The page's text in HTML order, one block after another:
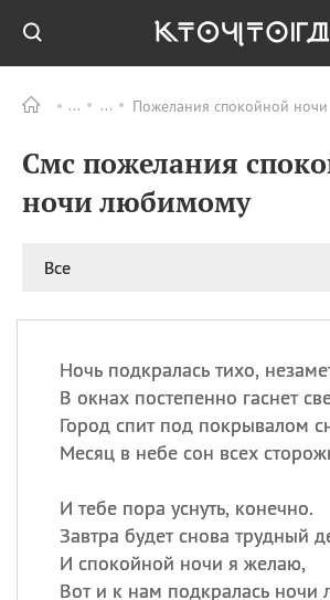
Пожелания спокойной ночи
Смс пожелания
ночи любимому
Все
Ночь подкралась тихо,
В окнах постепенно гаснет
Город спит под покрывалом
Месяц в небе сон всех
И тебе пора уснуть, конечно.
Завтра будет снова трудный
И спокойной ночи я желаю,
Вот и к нам подкралась ночи
ПРАЗДНИКИ
09.08 День
11.08 День
11.08 День
Сегодня